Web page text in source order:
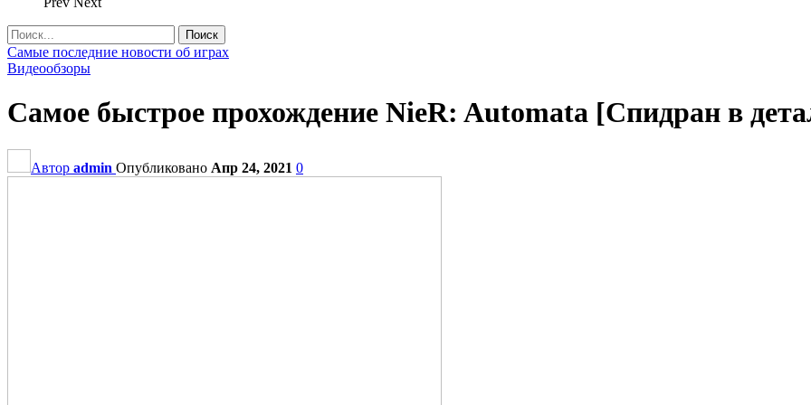
Самые последние новости об играх
Видеообзоры
Самое быстрое прохождение NieR: Automata [Спидран в
Автор admin Опубликовано Апр 24, 2021 0